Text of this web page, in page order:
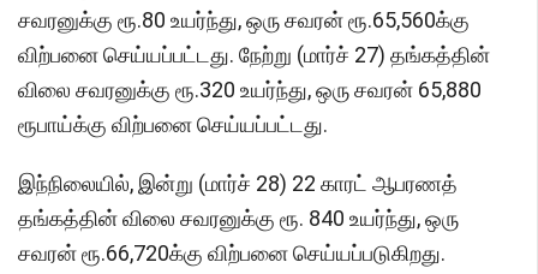
சவரனுக்கு ரூ.80 உயர்ந்து, ஒரு சவரன் ரூ.65,560க்கு
விற்பனை செய்யப்பட்டது. நேற்று (மார்ச் 27) தங்கத்தின்
விலை சவரனுக்கு ரூ.320 உயர்ந்து, ஒரு சவரன் 65,880
ரூபாய்க்கு விற்பனை செய்யப்பட்டது.
இந்நிலையில், இன்று (மார்ச் 28) 22 காரட் ஆபரணத்
தங்கத்தின் விலை சவரனுக்கு ரூ. 840 உயர்ந்து, ஒரு
சவரன் ரூ.66,720க்கு விற்பனை செய்யப்படுகிறது.